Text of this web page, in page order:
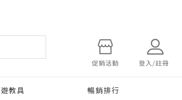
促銷活動 登入/註冊
教具 暢銷排行